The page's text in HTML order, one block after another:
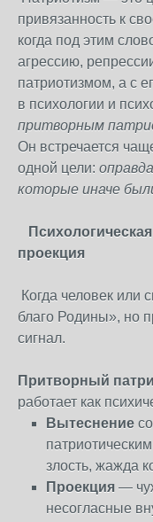
привязанность к
когда под этим
агрессию,
патриотизмом, а с
в психологии и
притворным
Он встречается
одной цели:
которые иначе
проекция
Когда человек или
благо Родины», но
сигнал.
Притворный
работает как
Вытеснение
злость, жажда
Проекция —
несогласные